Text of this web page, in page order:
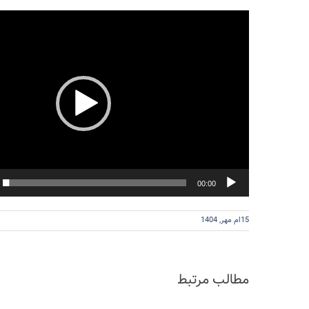
00:00
15ام مهر, 1404
مطالب مرتبط